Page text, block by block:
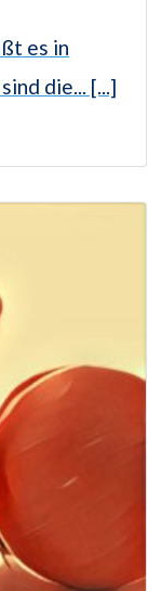
es in
die... [...]